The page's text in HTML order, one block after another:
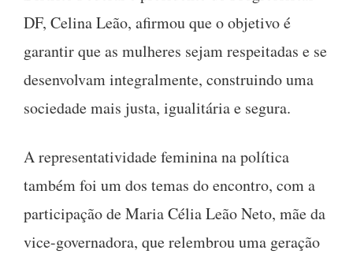
DF, Celina Leão, afirmou que o objetivo é
garantir que as mulheres sejam respeitadas e se
desenvolvam integralmente, construindo uma
sociedade mais justa, igualitária e segura.
A representatividade feminina na política
também foi um dos temas do encontro, com a
participação de Maria Célia Leão Neto, mãe da
vice-governadora, que relembrou uma geração